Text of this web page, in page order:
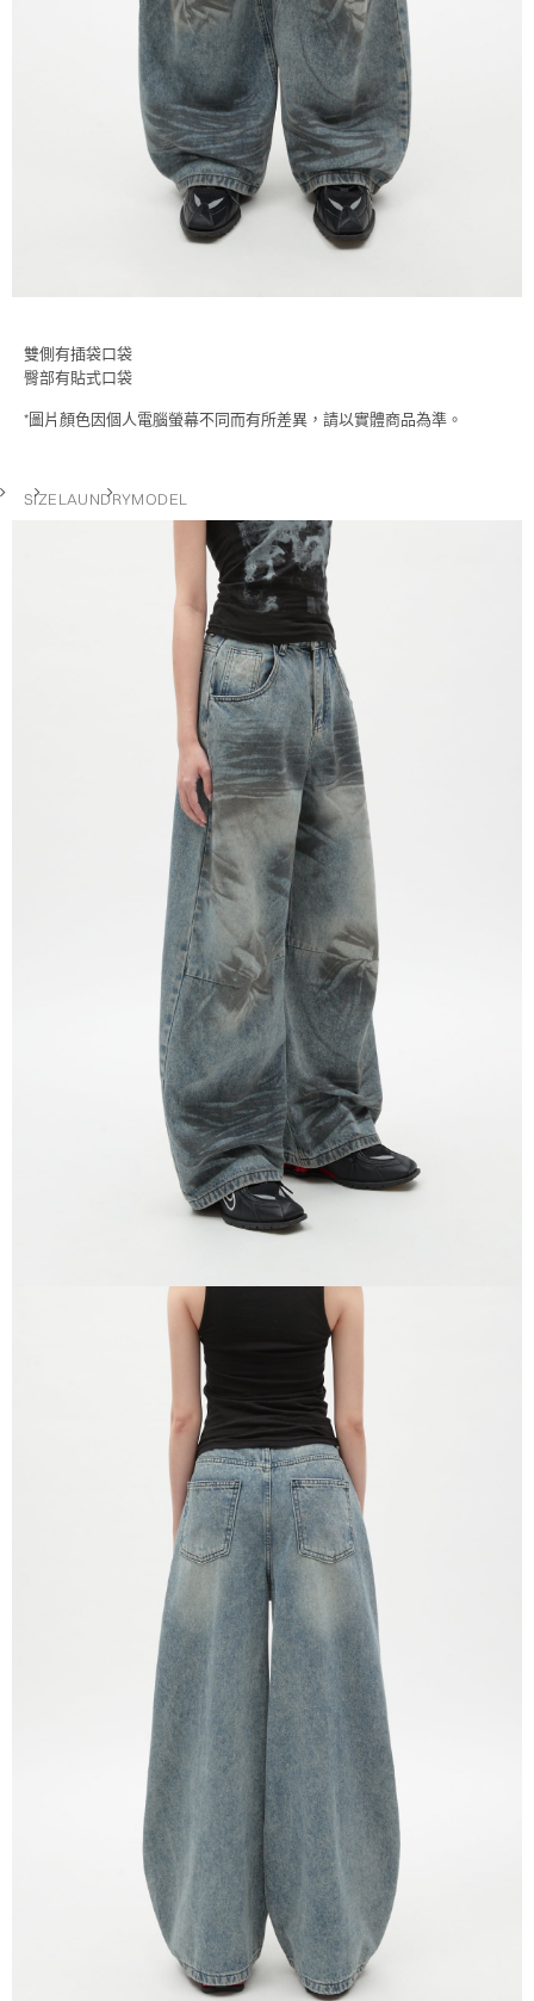
雙側有插袋口袋
臀部有貼式口袋
*圖片顏色因個人電腦螢幕不同而有所差異，請以實體商品為準。
SIZELAUNDRYMODEL